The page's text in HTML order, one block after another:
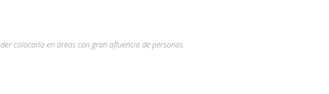
colocarlo en áreas con gran afluencia de personas